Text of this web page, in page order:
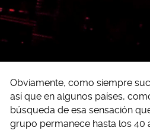
Obviamente, como siempre
así que en algunos países,
búsqueda de esa sensación
grupo permanece hasta los 40